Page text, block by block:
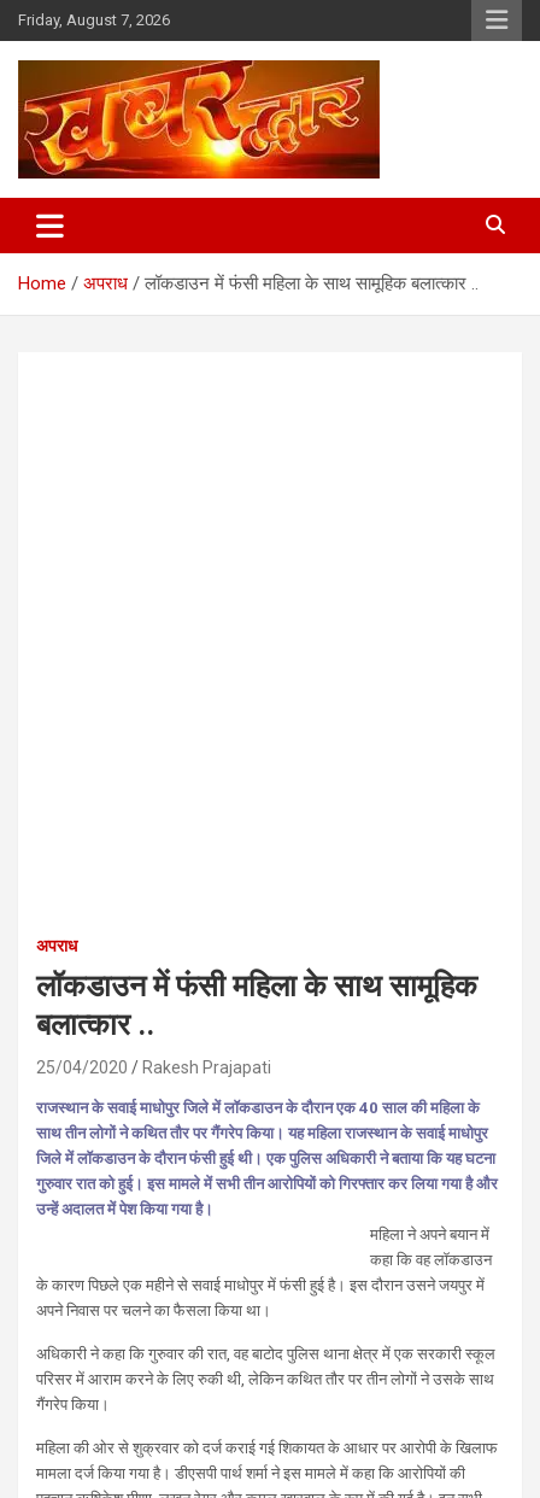
Skip
to
content
Friday, August 7, 2026
Khabar Dwar
Home अपराध लॉकडाउन में फंसी महिला के साथ सामूहिक बलात्कार ..
अपराध
लॉकडाउन में फंसी महिला के साथ सामूहिक
बलात्कार ..
25/04/2020 Rakesh Prajapati
राजस्थान के सवाई माधोपुर जिले में लॉकडाउन के दौरान एक 40 साल की महिला के
साथ तीन लोगों ने कथित तौर पर गैंगरेप किया। यह महिला राजस्थान के सवाई माधोपुर
जिले में लॉकडाउन के दौरान फंसी हुई थी। एक पुलिस अधिकारी ने बताया कि यह घटना
गुरुवार रात को हुई। इस मामले में सभी तीन आरोपियों को गिरफ्तार कर लिया गया है और
उन्हें अदालत में पेश किया गया है।
महिला ने अपने बयान में
कहा कि वह लॉकडाउन
के कारण पिछले एक महीने से सवाई माधोपुर में फंसी हुई है। इस दौरान उसने जयपुर में
अपने निवास पर चलने का फैसला किया था।
अधिकारी ने कहा कि गुरुवार की रात, वह बाटोद पुलिस थाना क्षेत्र में एक सरकारी स्कूल
परिसर में आराम करने के लिए रुकी थी, लेकिन कथित तौर पर तीन लोगों ने उसके साथ
गैंगरेप किया।
महिला की ओर से शुक्रवार को दर्ज कराई गई शिकायत के आधार पर आरोपी के खिलाफ
मामला दर्ज किया गया है। डीएसपी पार्थ शर्मा ने इस मामले में कहा कि आरोपियों की